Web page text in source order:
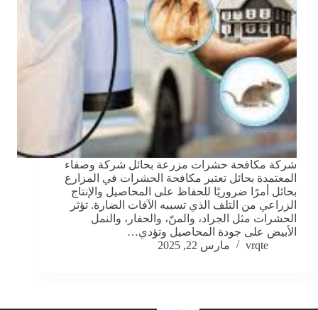
شركة مكافحة حشرات مزرعة بحائل شركة وصفاء
المعتمدة بحائل تعتبر مكافحة الحشرات في المزارع
بحائل أمرًا ضروريًا للحفاظ على المحاصيل والإنتاج
الزراعي من التلف الذي تسببه الآفات الضارة. تؤثر
الحشرات مثل الجراد، والمنّ، والحفار، والنمل
الأبيض على جودة المحاصيل وتؤدي…
vrqte
مارس 22, 2025